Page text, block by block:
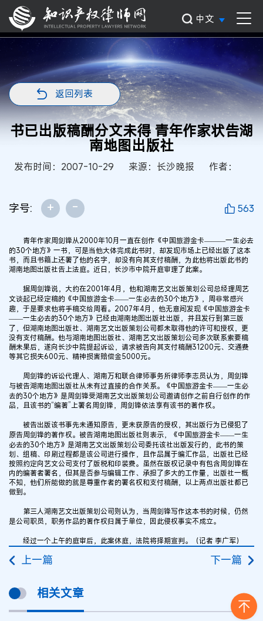
中文
返回列表
书已出版稿酬分文未得 青年作家状告湖
南地图出版社
发布时间：2007-10-29 来源：长沙晚报 作者：
字号: + - 563
青年作家周剑锋从2000年10月一直在创作《中国旅游金卡———一生必去
的30个地方》一书，可是当他大体完成此书时，却发现市场上已经出版了这本
书，而且书籍上还署了他的名字，却没有向其支付稿酬，为此他将出版此书的
湖南地图出版社告上法庭。近日，长沙市中院开庭审理了此案。
据周剑锋说，大约在2001年4月，他和湖南艺文出版策划公司总经理周艺
文谈起已经定稿的《中国旅游金卡——一生必去的30个地方》，周非常感兴
趣，于是要求他将手稿交给周看。2007年4月，他无意间发现《中国旅游金卡
——一生必去的30个地方》已经由湖南地图出版社出版，并且发行到第三版
了，但湖南地图出版社、湖南艺文出版策划公司都未取得他的许可和授权，更
没有支付稿酬。他与湖南地图出版社、湖南艺文出版策划公司多次联系索要稿
酬未果后，遂向长沙中院提起诉讼，请求被告向其支付稿酬31200元、交通费
等其它损失600元、精神损害赔偿金5000元。
周剑锋的诉讼代理人、湖南万和联合律师事务所律师李志员认为，周剑锋
与被告湖南地图出版社从未有过直接的合作关系。《中国旅游金卡——一生必
去的30个地方》是周剑锋受湖南艺文出版策划公司邀请创作之前自行创作的作
品，且该书的“编著”上署名周剑锋，周剑锋依法享有该书的著作权。
被告出版该书事先未通知原告，更未获原告的授权，其出版行为已侵犯了
原告周剑锋的著作权。被告湖南地图出版社则表示，《中国旅游金卡——一生
必去的30个地方》是湖南艺文出版策划公司委托该社出版发行的，此书的策
划、组稿、印刷过程都是该公司进行操作，且作品属于编汇作品，出版社已经
按照约定向艺文公司支付了版税和印装费。虽然在版权记录中有包含周剑锋在
内的编著者署名，但其是否参与编辑工作、承担了多大的工作量，出版社一概
不知，他们所能做的就是尊重作者的署名权和支付稿酬，以上两点出版社都已
做到。
第三人湖南艺文出版策划公司则认为，当周剑锋写作这本书的时候，仍然
是公司职员，职务作品的著作权归属于单位，因此侵权事实不成立。
经过一个上午的庭审后，此案休庭，法院将择期宣判。（记者 李广军）
上一篇 下一篇
相关文章